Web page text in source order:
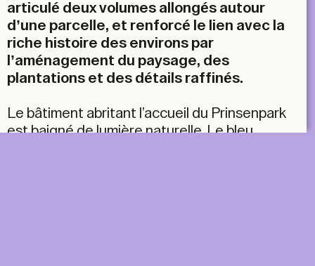
articulé deux volumes allongés autour
d’une parcelle, et renforcé le lien avec la
riche histoire des environs par
l’aménagement du paysage, des
plantations et des détails raffinés.
Le bâtiment abritant l’accueil du Prinsenpark
est baigné de lumière naturelle. Le bleu